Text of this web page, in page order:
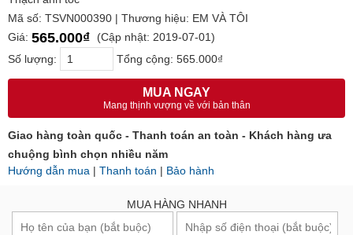
Mã số: TSVN000390 | Thương hiệu: EM VÀ TÔI
Giá: 565.000₫
(Cập nhật: 2019-07-01)
Số lượng:
Tổng cộng: 565.000₫
MUA NGAY
Mang thịnh vượng về với bản thân
Giao hàng toàn quốc - Thanh toán an toàn - Khách hàng ưa
chuộng bình chọn nhiều năm
Hướng dẫn mua | Thanh toán | Bảo hành
MUA HÀNG NHANH